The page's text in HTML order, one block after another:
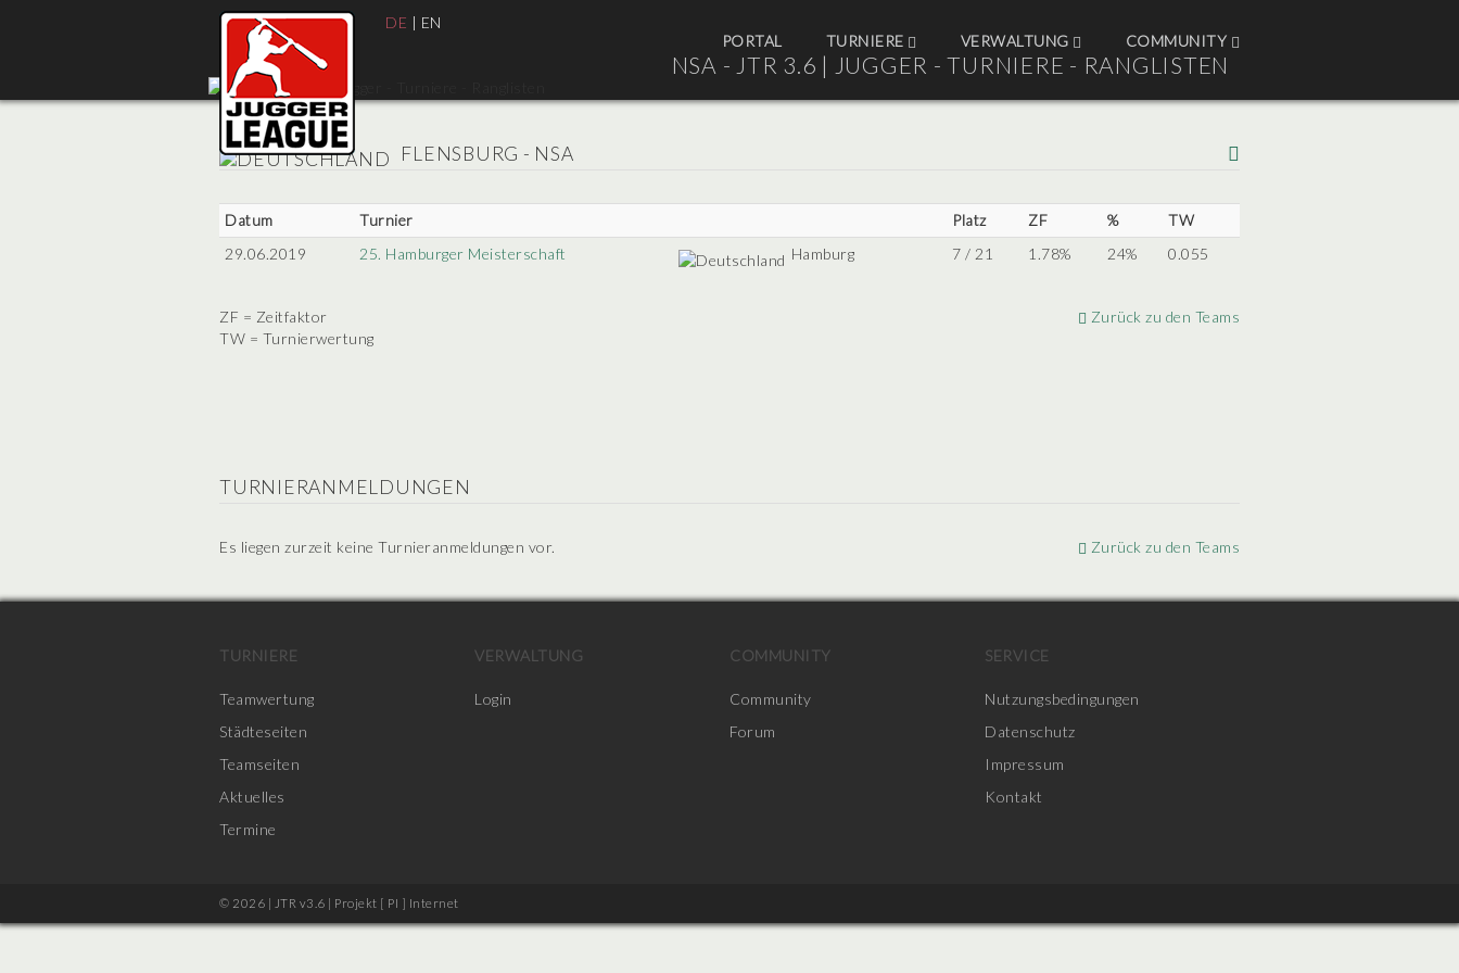
DE | EN
PORTAL
TURNIERE VERWALTUNG COMMUNITY
NSA - JTR 3.6 | JUGGER - TURNIERE - RANGLISTEN
FLENSBURG - NSA
Datum Turnier Platz ZF %
TW
29.06.2019
25. Hamburger Meisterschaft Hamburg 7 / 21 1.78% 24% 0.055
ZF = Zeitfaktor
TW = Turnierwertung
Zurück zu den Teams
TURNIERANMELDUNGEN
Es liegen zurzeit keine Turnieranmeldungen vor. Zurück zu den Teams
TURNIERE
Teamwertung
Städteseiten
Teamseiten
Aktuelles
Termine
VERWALTUNG
Login
COMMUNITY
Community
Forum
SERVICE
Nutzungsbedingungen
Datenschutz
Impressum
Kontakt
© 2026 | JTR v3.6 | Projekt [ PI ] Internet